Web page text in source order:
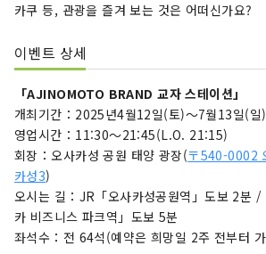
카쿠 등, 관광을 즐겨 보는 것은 어떠신가요?
이벤트 상세
「AJINOMOTO BRAND 교자 스테이션」
개최기간：2025년4월12일(토)〜7월13일(일)
영업시간：11:30〜21:45(L.O. 21:15)
회장：오사카성 공원 태양 광장(〒540-0002
카성3)
오시는 길：JR「오사카성공원역」도보 2
카 비즈니스 파크역」도보 5분
좌석수：전 64석(예약은 희망일 2주 전부터